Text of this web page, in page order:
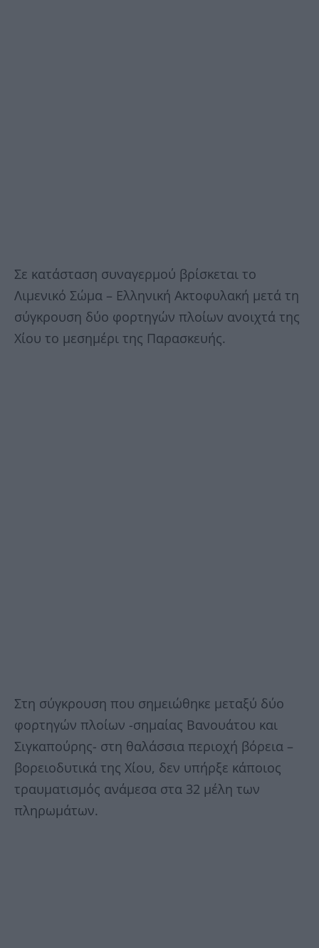
Σε κατάσταση συναγερμού βρίσκεται το
Λιμενικό Σώμα – Ελληνική Ακτοφυλακή μετά τη
σύγκρουση δύο φορτηγών πλοίων ανοιχτά της
Χίου το μεσημέρι της Παρασκευής.
Στη σύγκρουση που σημειώθηκε μεταξύ δύο
φορτηγών πλοίων -σημαίας Βανουάτου και
Σιγκαπούρης- στη θαλάσσια περιοχή βόρεια –
βορειοδυτικά της Χίου, δεν υπήρξε κάποιος
τραυματισμός ανάμεσα στα 32 μέλη των
πληρωμάτων.